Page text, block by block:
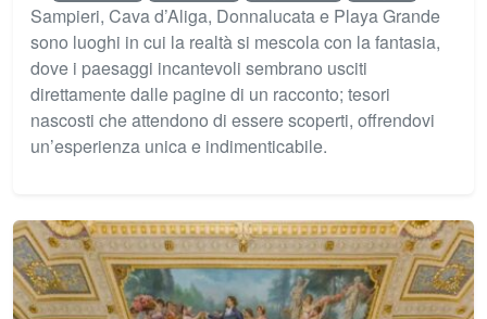
Sampieri, Cava d’Aliga, Donnalucata e Playa Grande
sono luoghi in cui la realtà si mescola con la fantasia,
dove i paesaggi incantevoli sembrano usciti
direttamente dalle pagine di un racconto; tesori
nascosti che attendono di essere scoperti, offrendovi
un’esperienza unica e indimenticabile.